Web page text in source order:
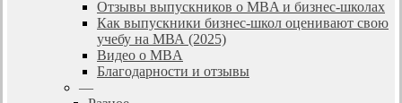
Отзывы выпускников о MBA и бизнес-школах
Как выпускники бизнес-школ оценивают свою
учебу на МВА (2025)
Видео о MBA
Благодарности и отзывы
—